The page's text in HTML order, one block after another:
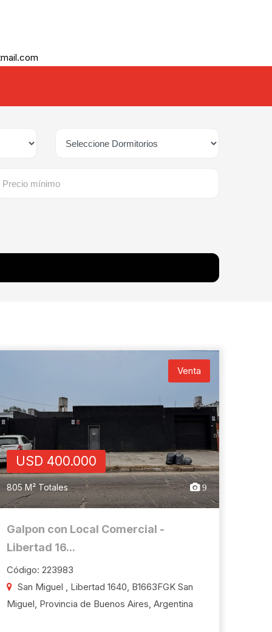
Venta
USD 400.000
805 M² Totales 9
Galpon con Local Comercial -
Libertad 16...
Código: 223983
San Miguel , Libertad 1640, B1663FGK San
Miguel, Provincia de Buenos Aires, Argentina